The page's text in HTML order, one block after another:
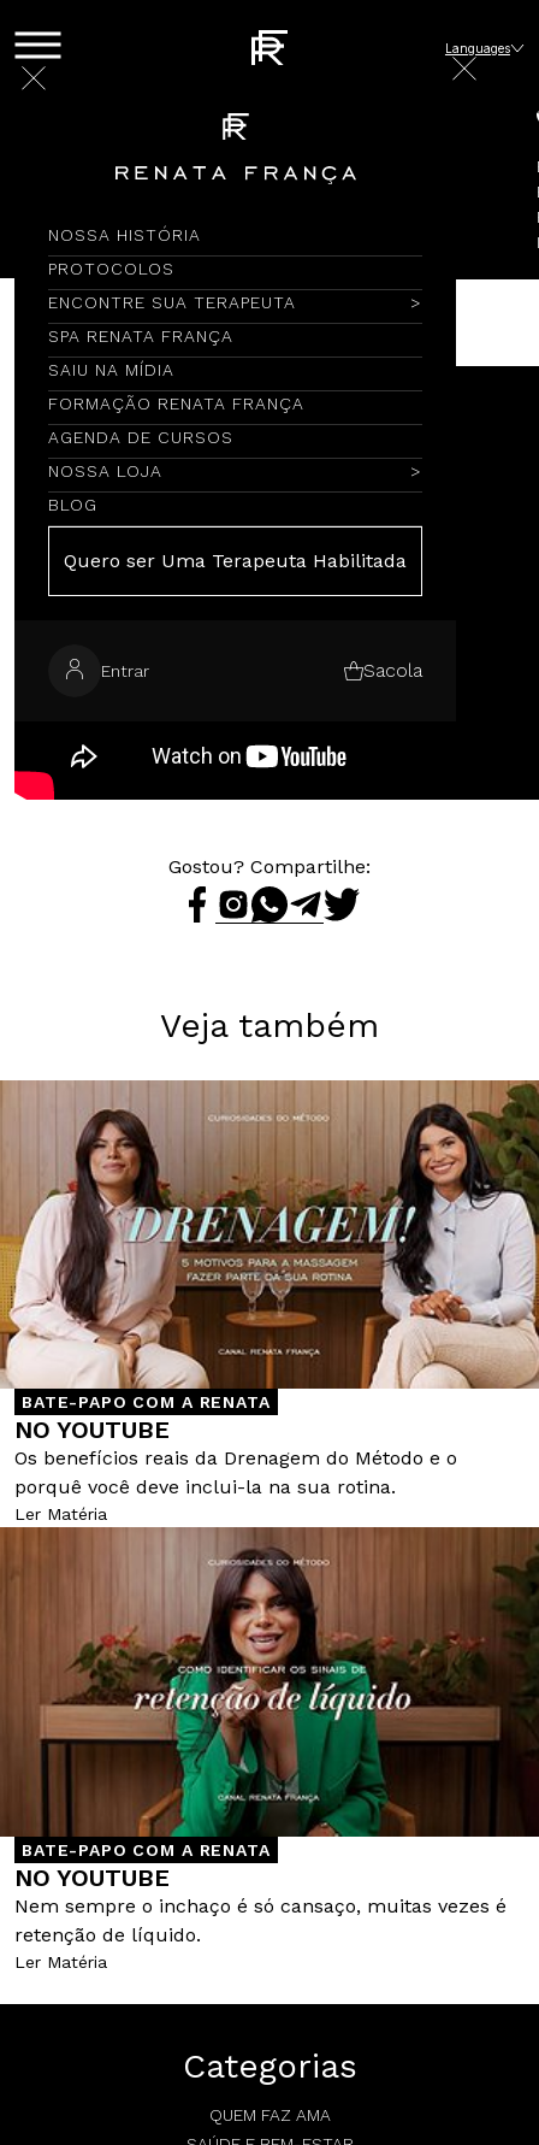
NOSSA HISTÓRIA
PROTOCOLOS
ENCONTRE SUA TERAPEUTA
SPA RENATA FRANÇA
SAIU NA MÍDIA
FORMAÇÃO RENATA FRANÇA
AGENDA DE CURSOS
NOSSA LOJA
BLOG
Quero ser Uma Terapeuta Habilitada
Entrar Sacola
Languages
O que você quer saber?
11/03/2020 | 0 minuto(s) de leitura
Gostou? Compartilhe:
Veja também
BATE-PAPO COM A RENATA
NO YOUTUBE
Os benefícios reais da Drenagem do Método e o
porquê você deve inclui-la na sua rotina.
Ler Matéria
BATE-PAPO COM A RENATA
NO YOUTUBE
Nem sempre o inchaço é só cansaço, muitas vezes é
retenção de líquido.
Ler Matéria
Categorias
QUEM FAZ AMA